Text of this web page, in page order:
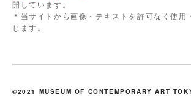
開しています。
＊当サイトから画像・テキストを許可なく使用
じます。
©2021 MUSEUM OF CONTEMPORARY ART